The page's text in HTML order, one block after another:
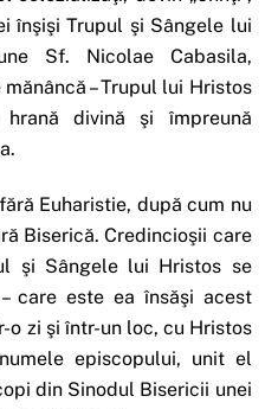
înşişi Trupul şi Sângele lui
Sf. Nicolae Cabasila,
– Trupul lui Hristos
divină şi împreună
Euharistie, după cum nu
Biserică. Credincioşii care
şi Sângele lui Hristos se
care este ea însăşi acest
o zi şi într-un loc, cu Hristos
episcopului, unit el
din Sinodul Bisericii unei